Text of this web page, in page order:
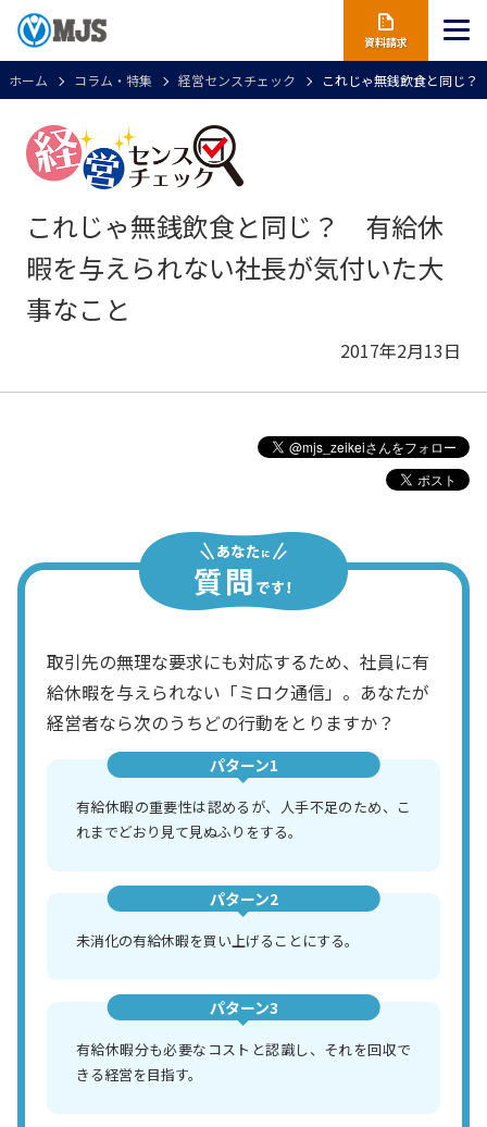
資料請求
ホーム コラム・特集 経営センスチェック これじゃ無銭飲食と同じ
これじゃ無銭飲食と同じ？ 有給休
暇を与えられない社長が気付いた大
事なこと
2017年2月13日
取引先の無理な要求にも対応するため、社員に有
給休暇を与えられない「ミロク通信」。あなたが
経営者なら次のうちどの行動をとりますか？
パターン1
有給休暇の重要性は認めるが、人手不足のため、こ
れまでどおり見て見ぬふりをする。
パターン2
未消化の有給休暇を買い上げることにする。
パターン3
有給休暇分も必要なコストと認識し、それを回収で
きる経営を目指す。